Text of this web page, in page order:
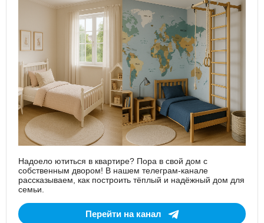
Надоело ютиться в квартире? Пора в свой дом с
собственным двором! В нашем телеграм-канале
рассказываем, как построить тёплый и надёжный дом для
семьи.
Перейти на канал